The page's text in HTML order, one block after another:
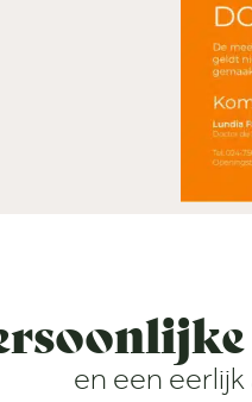
en een eerlijk